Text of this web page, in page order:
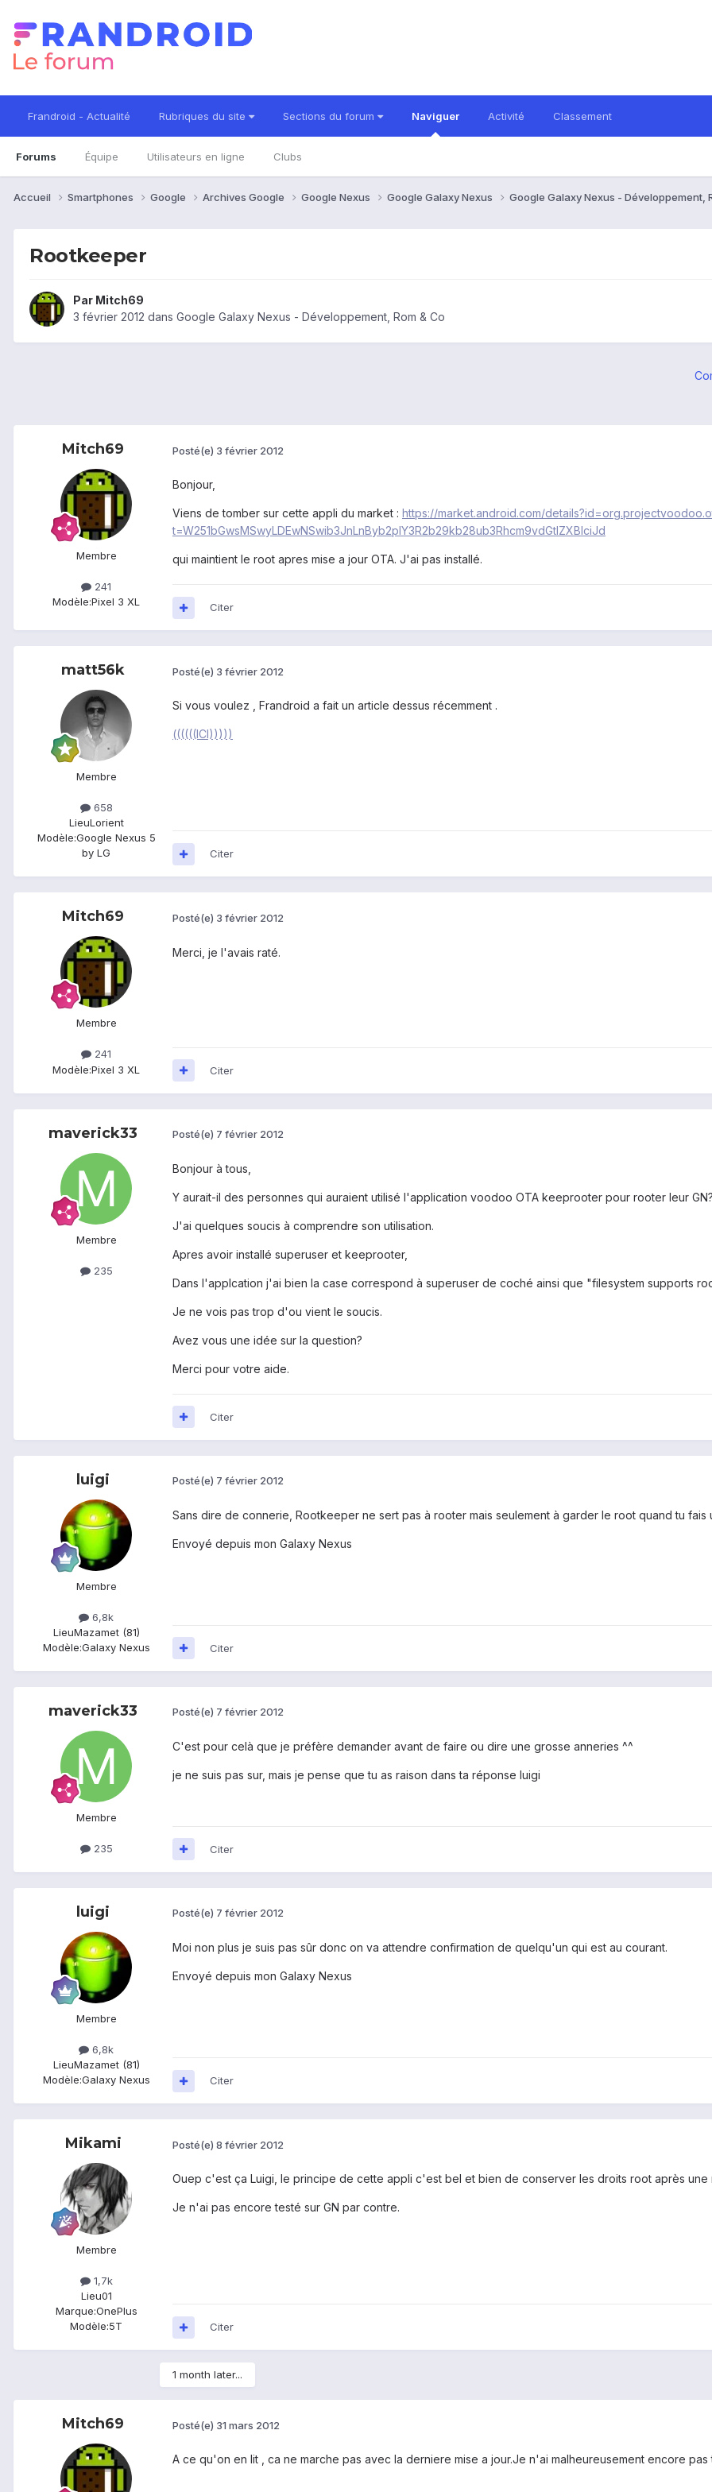
Frandroid - Actualité Rubriques du site Sections du forum Naviguer
Forums Équipe Utilisateurs en ligne Clubs
Activité Classement
Accueil Smartphones Google Archives Google Google Nexus Google Galaxy Nexus Google Galaxy Nexus - Développement,
Rootkeeper
Par Mitch69
3 février 2012 dans Google Galaxy Nexus - Développement, Rom & Co
Mitch69
Membre
241
Modèle:Pixel 3 XL
Posté(e) 3 février 2012
Bonjour,
Viens de tomber sur cette appli du market : https://market.android.com/
t=W251bGwsMSwyLDEwNSwib3JnLnByb2plY3R2b29kb28ub3Rhcm9vdGtlZXBlciJd
qui maintient le root apres mise a jour OTA. J'ai pas installé.
Citer
matt56k
Membre
658
LieuLorient
Modèle:Google Nexus 5
by LG
Posté(e) 3 février 2012
Si vous voulez , Frandroid a fait un article dessus récemment .
((((((ICI)))))
Citer
Mitch69
Membre
241
Modèle:Pixel 3 XL
Posté(e) 3 février 2012
Merci, je l'avais raté.
Citer
maverick33
Membre
235
Posté(e) 7 février 2012
Bonjour à tous,
Y aurait-il des personnes qui auraient utilisé l'application voodoo OTA keeprooter pour rooter leur GN?
J'ai quelques soucis à comprendre son utilisation.
Apres avoir installé superuser et keeprooter,
Dans l'applcation j'ai bien la case correspond à superuser de coché ainsi que "filesystem supports
Je ne vois pas trop d'ou vient le soucis.
Avez vous une idée sur la question?
Merci pour votre aide.
Citer
luigi
Membre
6,8k
LieuMazamet (81)
Modèle:Galaxy Nexus
Posté(e) 7 février 2012
Sans dire de connerie, Rootkeeper ne sert pas à rooter mais seulement à garder le root quand tu fais
Envoyé depuis mon Galaxy Nexus
Citer
maverick33
Membre
235
Posté(e) 7 février 2012
C'est pour celà que je préfère demander avant de faire ou dire une grosse anneries ^^
je ne suis pas sur, mais je pense que tu as raison dans ta réponse luigi
Citer
luigi
Membre
6,8k
LieuMazamet (81)
Modèle:Galaxy Nexus
Posté(e) 7 février 2012
Moi non plus je suis pas sûr donc on va attendre confirmation de quelqu'un qui est au courant.
Envoyé depuis mon Galaxy Nexus
Citer
Mikami
Membre
1,7k
Lieu01
Marque:OnePlus
Modèle:5T
Posté(e) 8 février 2012
Ouep c'est ça Luigi, le principe de cette appli c'est bel et bien de conserver les droits root après une
Je n'ai pas encore testé sur GN par contre.
Citer
1 month later...
Mitch69 Posté(e) 31 mars 2012
A ce qu'on en lit , ca ne marche pas avec la derniere mise a jour.Je n'ai malheureusement encore pas